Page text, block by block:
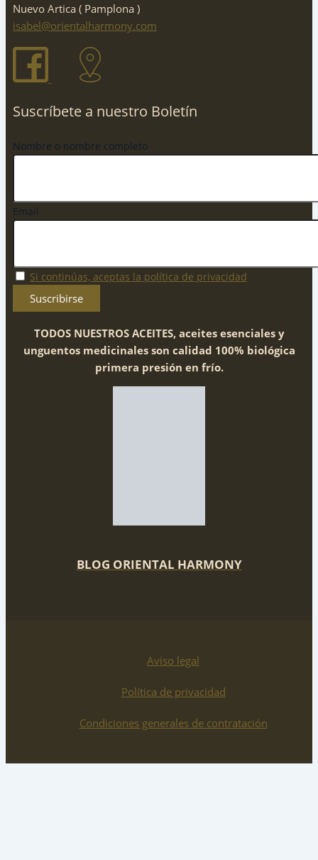
Nuevo Artica ( Pamplona )
isabel@orientalharmony.com
Suscríbete a nuestro Boletín
Nombre o nombre completo
Email
Si continúas, aceptas la política de privacidad
TODOS NUESTROS ACEITES, aceites esenciales y
unguentos medicinales son calidad 100% biológica
primera presión en frío.
BLOG ORIENTAL HARMONY
Aviso legal
Política de privacidad
Condiciones generales de contratación